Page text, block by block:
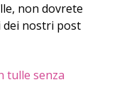
non dovrete
dei nostri post
tulle senza